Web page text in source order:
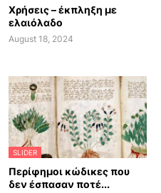
Χρήσεις – έκπληξη με
ελαιόλαδο
August 18, 2024
SLIDER
Περίφημοι κώδικες που
δεν έσπασαν ποτέ...